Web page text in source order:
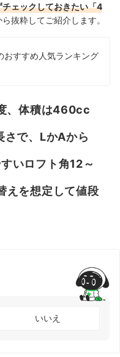
ェックしておきたい「4
抜粋してご紹介します。
おすすめ人気ランキング
、体積は460cc
さで、LかAから
いロフト角12～
えを想定して値段
いいえ